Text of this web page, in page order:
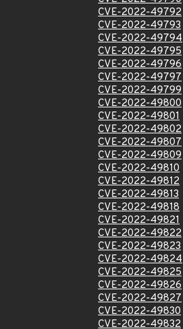
CVE-2022-49792
CVE-2022-49793
CVE-2022-49794
CVE-2022-49795
CVE-2022-49796
CVE-2022-49797
CVE-2022-49799
CVE-2022-49800
CVE-2022-49801
CVE-2022-49802
CVE-2022-49807
CVE-2022-49809
CVE-2022-49810
CVE-2022-49812
CVE-2022-49813
CVE-2022-49818
CVE-2022-49821
CVE-2022-49822
CVE-2022-49823
CVE-2022-49824
CVE-2022-49825
CVE-2022-49826
CVE-2022-49827
CVE-2022-49830
CVE-2022-49832